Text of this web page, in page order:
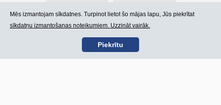
Kontakti Lietošanas noteikumi
Mēs izmantojam sīkdatnes. Turpinot lietot šo mājas lapu, Jūs piekrītat
sīkdatņu izmantošanas noteikumiem. Uzzināt vairāk.
Piekrītu